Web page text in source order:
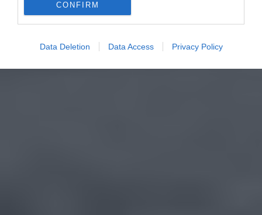
CONFIRM
Data Deletion Data Access Privacy Policy